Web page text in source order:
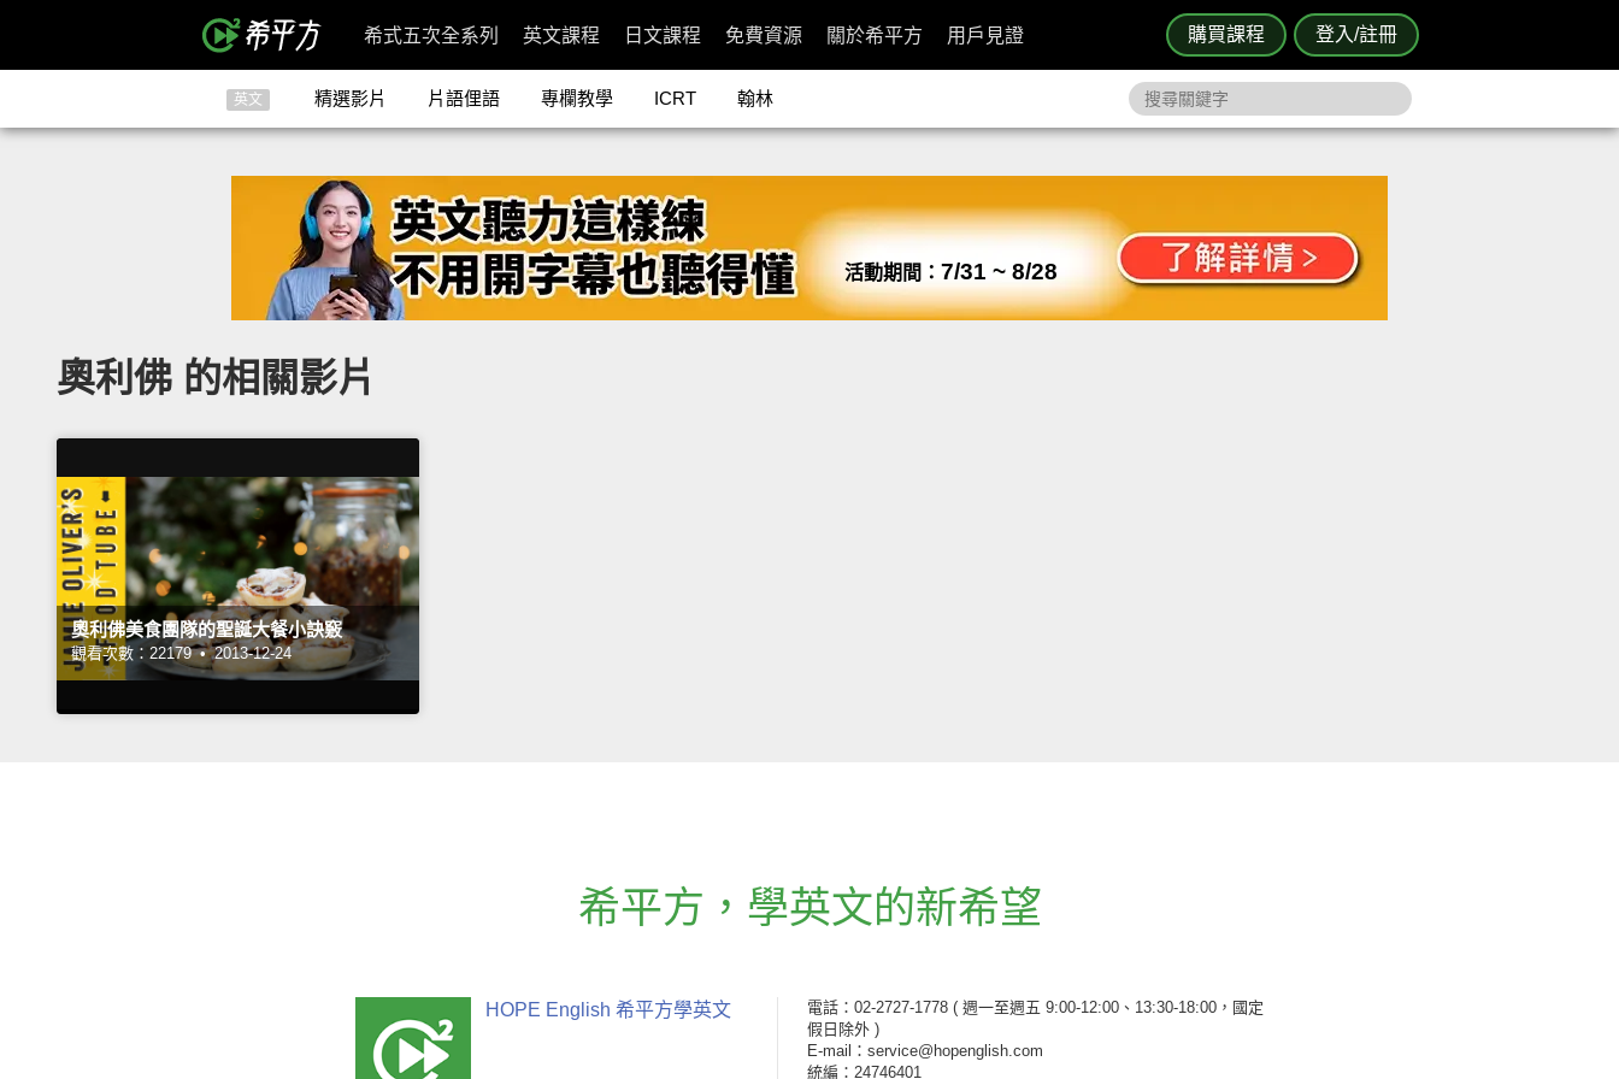
購買課程 登入/註冊
希式五次全系列 英文課程 日文課程 免費資源 關於希平方 用戶見證
英文 精選影片 片語俚語 專欄教學 ICRT 翰林
活動期間： 7/31 ~ 8/28
奧利佛 的相關影片
奧利佛美食團隊的聖誕大餐小訣竅
觀看次數：22179 • 2013-12-24
希平方 ， 學英文的新希望
HOPE English 希平方學英文 電話：02-2727-1778 ( 週一至週五 9:00-12:00、13:30-18:00，國定
假日除外 )
E-mail：service@hopenglish.com
統編：24746401